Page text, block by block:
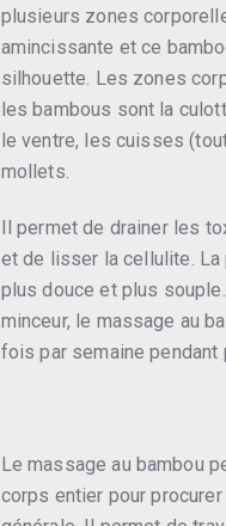
plusieurs zones
amincissante et ce
silhouette. Les zones
les bambous sont la
le ventre, les cuisses
mollets.
Il permet de drainer les
et de lisser la cellulite.
plus douce et plus
minceur, le massage au
fois par semaine pendant
Le massage au bambou
corps entier pour